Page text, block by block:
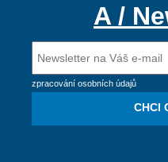
A /
zpracování osobních údajů
CHCI